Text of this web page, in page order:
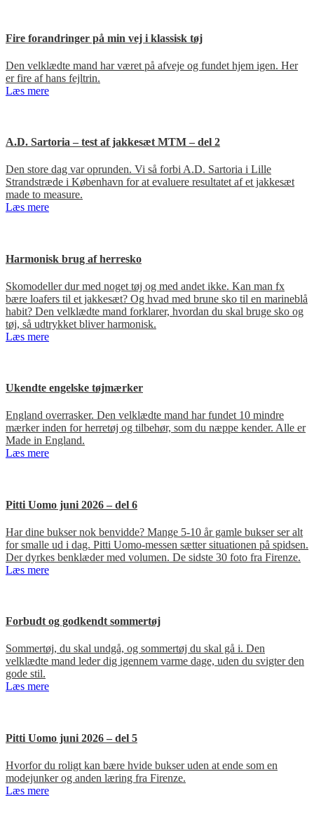
Fire forandringer på min vej i klassisk tøj
Den velklædte mand har været på afveje og fundet hjem igen. Her
er fire af hans fejltrin.
Læs mere
A.D. Sartoria – test af jakkesæt MTM – del 2
Den store dag var oprunden. Vi så forbi A.D. Sartoria i Lille
Strandstræde i København for at evaluere resultatet af et jakkesæt
made to measure.
Læs mere
Harmonisk brug af herresko
Skomodeller dur med noget tøj og med andet ikke. Kan man fx
bære loafers til et jakkesæt? Og hvad med brune sko til en marineblå
habit? Den velklædte mand forklarer, hvordan du skal bruge sko og
tøj, så udtrykket bliver harmonisk.
Læs mere
Ukendte engelske tøjmærker
England overrasker. Den velklædte mand har fundet 10 mindre
mærker inden for herretøj og tilbehør, som du næppe kender. Alle er
Made in England.
Læs mere
Pitti Uomo juni 2026 – del 6
Har dine bukser nok benvidde? Mange 5-10 år gamle bukser ser alt
for smalle ud i dag. Pitti Uomo-messen sætter situationen på spidsen.
Der dyrkes benklæder med volumen. De sidste 30 foto fra Firenze.
Læs mere
Forbudt og godkendt sommertøj
Sommertøj, du skal undgå, og sommertøj du skal gå i. Den
velklædte mand leder dig igennem varme dage, uden du svigter den
gode stil.
Læs mere
Pitti Uomo juni 2026 – del 5
Hvorfor du roligt kan bære hvide bukser uden at ende som en
modejunker og anden læring fra Firenze.
Læs mere